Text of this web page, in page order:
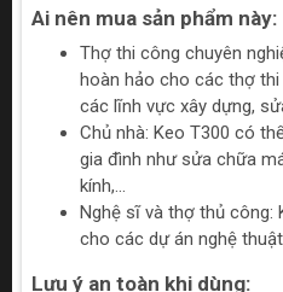
Ai nên mua sản phẩm này:
Thợ thi công chuyên
hoàn hảo cho các thợ
các lĩnh vực xây dựng,
Chủ nhà: Keo T300 có
gia đình như sửa chữa
kính,...
Nghệ sĩ và thợ thủ công:
cho các dự án nghệ
Lưu ý an toàn khi dùng: